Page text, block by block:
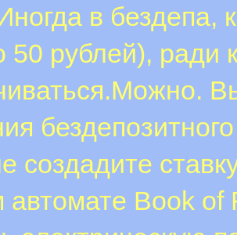
в бездепа,
50 рублей), ради
создадите
автомате Book